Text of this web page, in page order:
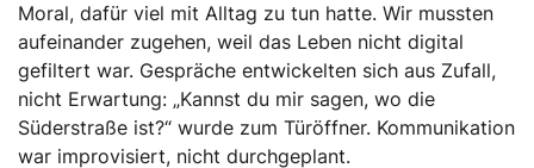
Moral, dafür viel mit Alltag zu tun hatte. Wir mussten
aufeinander zugehen, weil das Leben nicht digital
gefiltert war. Gespräche entwickelten sich aus Zufall,
nicht Erwartung: „Kannst du mir sagen, wo die
Süderstraße ist?“ wurde zum Türöffner. Kommunikation
war improvisiert, nicht durchgeplant.